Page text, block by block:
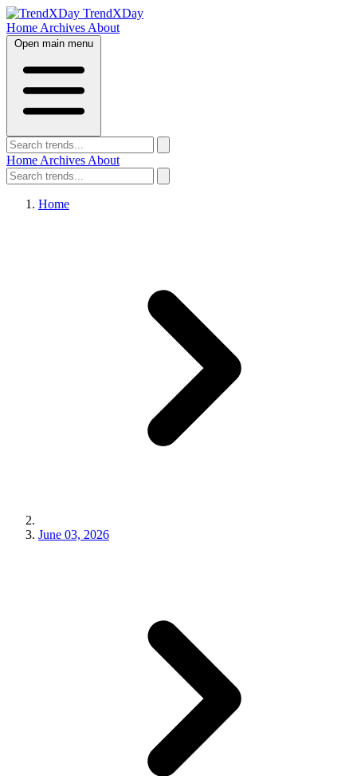
TrendXDay
Home Archives About
Open main menu
Home Archives About
Home
June 03, 2026